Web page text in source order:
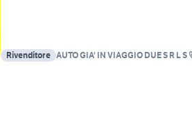
Rivenditore AUTO GIA' IN VIAGGIO DUE S R L S